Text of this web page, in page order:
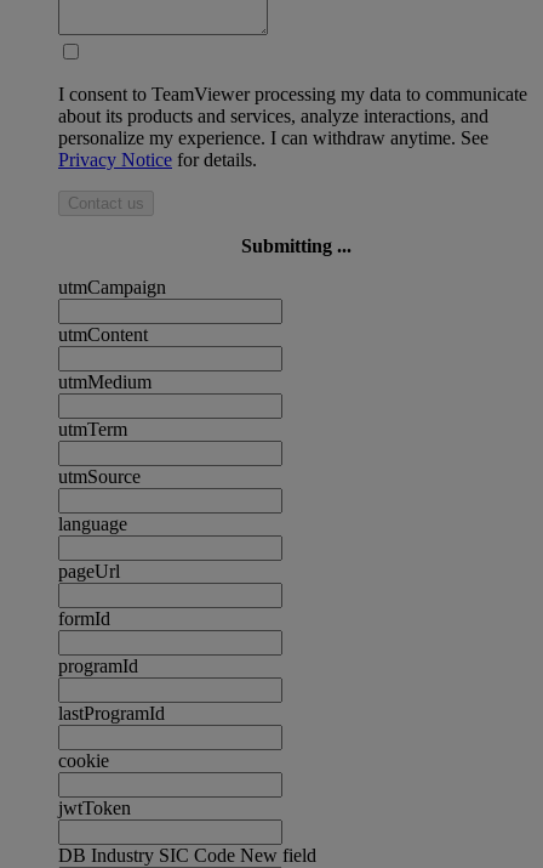
I consent to TeamViewer processing my data to communicate
about its products and services, analyze interactions, and
personalize my experience. I can withdraw anytime. See
Privacy Notice for details.
Contact us
Submitting ...
utmCampaign
utmContent
utmMedium
utmTerm
utmSource
language
pageUrl
formId
programId
lastProgramId
cookie
jwtToken
DB Industry SIC Code New field